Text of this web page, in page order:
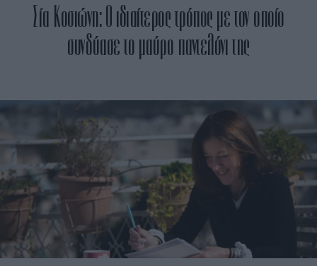
Σία Κοσιώνη: Ο ιδιαίτερος τρόπος με τον οποίο
συνδύασε το μαύρο παντελόνι της